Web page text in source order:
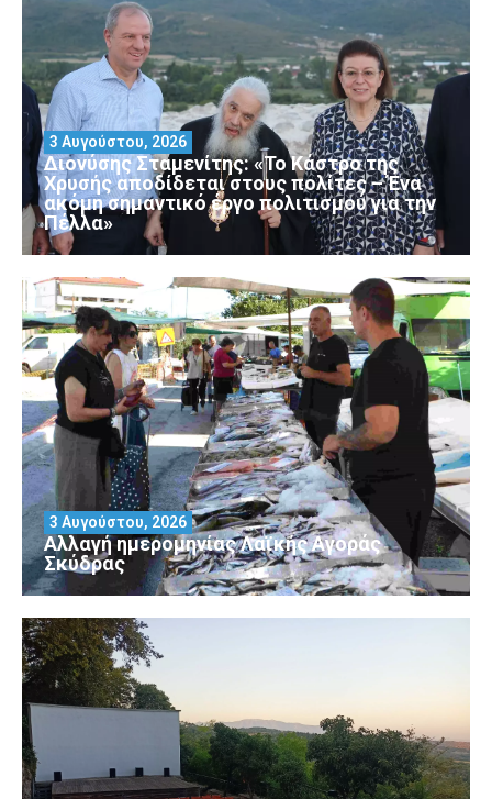
Διονύσης Σταμενίτης: «Το Κάστρο της
Χρυσής αποδίδεται στους πολίτες – Ένα
ακόμη σημαντικό έργο πολιτισμού για την
Πέλλα»
3 Αυγούστου, 2026
Αλλαγή ημερομηνίας Λαϊκής Αγοράς
Σκύδρας
3 Αυγούστου, 2026